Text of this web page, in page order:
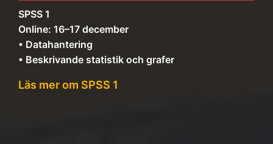
SPSS 1
Online: 16–17 december
• Datahantering
• Beskrivande statistik och grafer
Läs mer om SPSS 1